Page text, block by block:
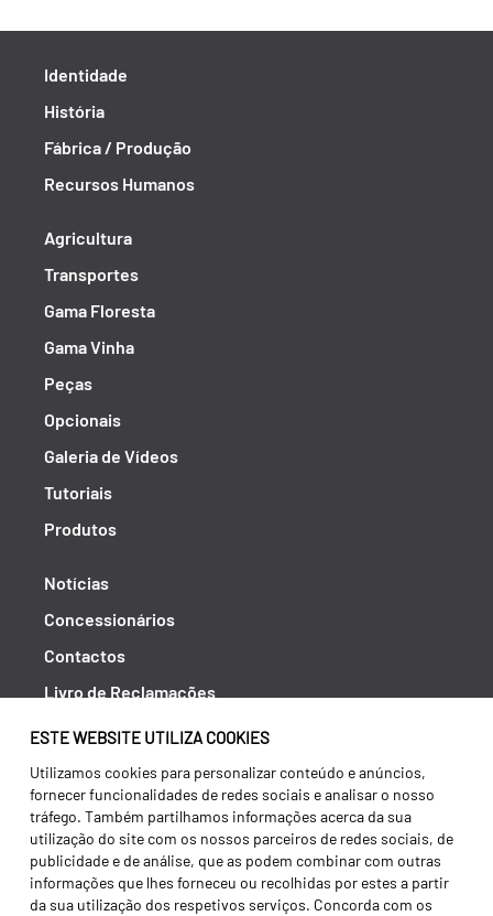
ESTE WEBSITE UTILIZA COOKIES
Utilizamos cookies para personalizar conteúdo e anúncios,
fornecer funcionalidades de redes sociais e analisar o nosso
tráfego. Também partilhamos informações acerca da sua
utilização do site com os nossos parceiros de redes sociais, de
publicidade e de análise, que as podem combinar com outras
informações que lhes forneceu ou recolhidas por estes a partir
da sua utilização dos respetivos serviços. Concorda com os
Identidade
História
Fábrica / Produção
Recursos Humanos
Agricultura
Transportes
Gama Floresta
Gama Vinha
Peças
Opcionais
Galeria de Vídeos
Tutoriais
Produtos
Notícias
Concessionários
Contactos
Livro de Reclamações
Política de Privacidade
Canal de Denúncias (RGPC)
Termos e condições